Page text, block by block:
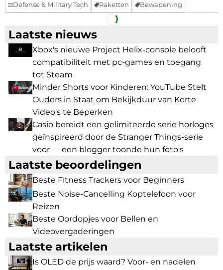
Defense & Military Tech Raketten Bewapening
Facebook Telegram
Laatste nieuws
Xbox's nieuwe Project Helix-console belooft
compatibiliteit met pc-games en toegang
tot Steam
Minder Shorts voor Kinderen: YouTube Stelt
Ouders in Staat om Bekijkduur van Korte
Video's te Beperken
Casio bereidt een gelimiteerde serie horloges
geïnspireerd door de Stranger Things-serie
voor — een blogger toonde hun foto's
Laatste beoordelingen
Beste Fitness Trackers voor Beginners
Beste Noise-Cancelling Koptelefoon voor
Reizen
Beste Oordopjes voor Bellen en
Videovergaderingen
Laatste artikelen
Is OLED de prijs waard? Voor- en nadelen